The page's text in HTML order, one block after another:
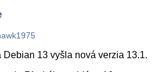
13 vyšla nová verzia 13.1.